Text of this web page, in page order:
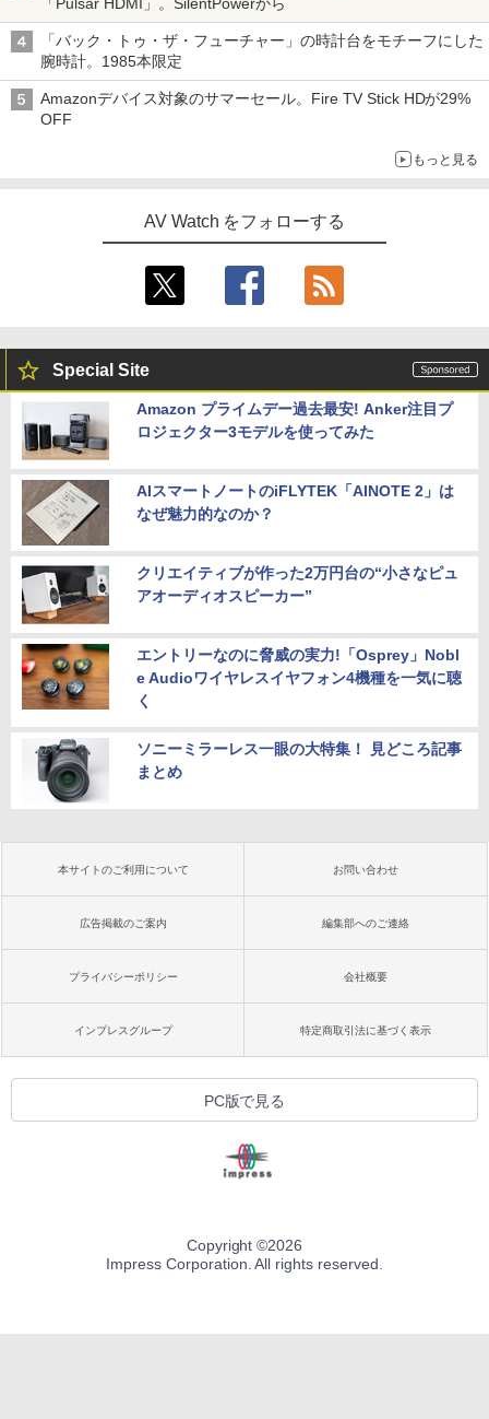
「Pulsar HDMI」。SilentPowerから
「バック・トゥ・ザ・フューチャー」の時計台をモチーフにした
腕時計。1985本限定
Amazonデバイス対象のサマーセール。Fire TV Stick HDが29%
OFF
もっと見る
AV Watch をフォローする
Special Site
Amazon プライムデー過去最安! Anker注目プ
ロジェクター3モデルを使ってみた
AIスマートノートのiFLYTEK「AINOTE 2」は
なぜ魅力的なのか？
クリエイティブが作った2万円台の“小さなピュ
アオーディオスピーカー”
エントリーなのに脅威の実力!「Osprey」Nobl
e Audioワイヤレスイヤフォン4機種を一気に聴
く
ソニーミラーレス一眼の大特集！ 見どころ記事
まとめ
本サイトのご利用について お問い合わせ
広告掲載のご案内 編集部へのご連絡
プライバシーポリシー 会社概要
インプレスグループ 特定商取引法に基づく表示
PC版で見る
Copyright ©2026
Impress Corporation. All rights reserved.